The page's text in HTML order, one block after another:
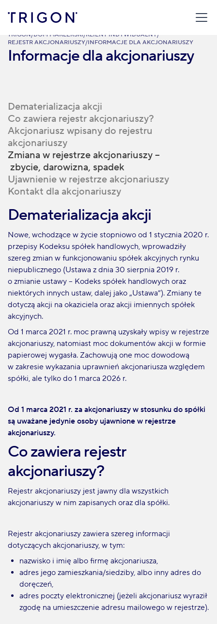
TRIGON/ DOM MAKLERSKI/ KLIENT INDYWIDUALNY /
REJESTR AKCJONARIUSZY/INFORMACJE DLA AKCJONARIUSZY
Informacje dla akcjonariuszy
Dematerializacja akcji
Co zawiera rejestr akcjonariuszy?
Akcjonariusz wpisany do rejestru
akcjonariuszy
Zmiana w rejestrze akcjonariuszy –
zbycie, darowizna, spadek
Ujawnienie w rejestrze akcjonariuszy
Kontakt dla akcjonariuszy
Dematerializacja akcji
Nowe, wchodzące w życie stopniowo od 1 stycznia 2020 r.
przepisy Kodeksu spółek handlowych, wprowadziły
szereg zmian w funkcjonowaniu spółek akcyjnych rynku
niepublicznego (Ustawa z dnia 30 sierpnia 2019 r.
o zmianie ustawy – Kodeks spółek handlowych oraz
niektórych innych ustaw, dalej jako „Ustawa”). Zmiany te
dotyczą akcji na okaziciela oraz akcji imiennych spółek
akcyjnych.
Od 1 marca 2021 r. moc prawną uzyskały wpisy w rejestrze
akcjonariuszy, natomiast moc dokumentów akcji w formie
papierowej wygasła. Zachowują one moc dowodową
w zakresie wykazania uprawnień akcjonariusza względem
spółki, ale tylko do 1 marca 2026 r.
Od 1 marca 2021 r. za akcjonariuszy w stosunku do spółki
są uważane jedynie osoby ujawnione w rejestrze
akcjonariuszy.
Co zawiera rejestr
akcjonariuszy?
‍Rejestr akcjonariuszy jest jawny dla wszystkich
akcjonariuszy w nim zapisanych oraz dla spółki.
Rejestr akcjonariuszy zawiera szereg informacji
dotyczących akcjonariuszy, w tym:
nazwisko i imię albo firmę akcjonariusza,
adres jego zamieszkania/siedziby, albo inny adres do
doręczeń,
adres poczty elektronicznej (jeżeli akcjonariusz wyraził
zgodę na umieszczenie adresu mailowego w rejestrze).